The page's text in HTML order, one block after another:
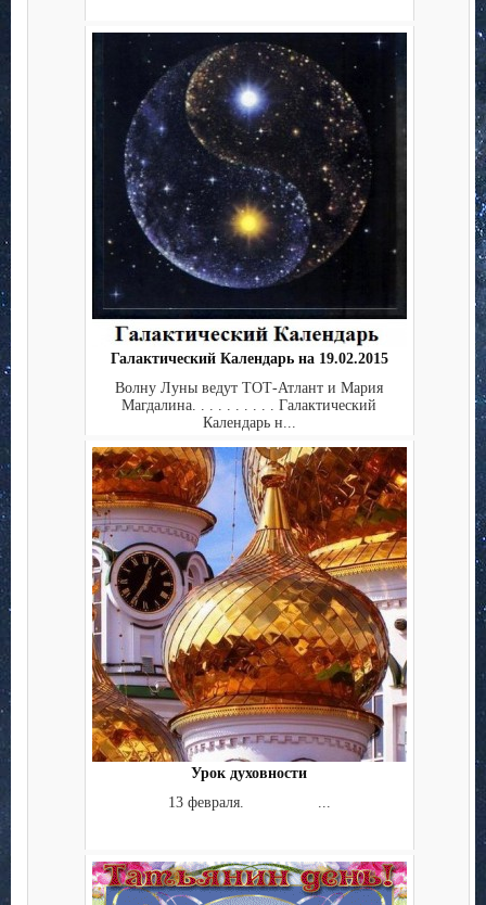
Галактический Календарь на 19.02.2015
Волну Луны ведут ТОТ-Атлант и Мария
Магдалина. . . . . . . . . . Галактический
Календарь н...
Урок духовности
13 февраля. ...